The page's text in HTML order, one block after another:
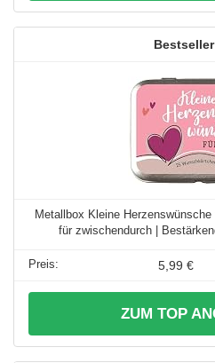
Metallbox Kleine
für zwischendurch |
5,99 €
ZUM TOP